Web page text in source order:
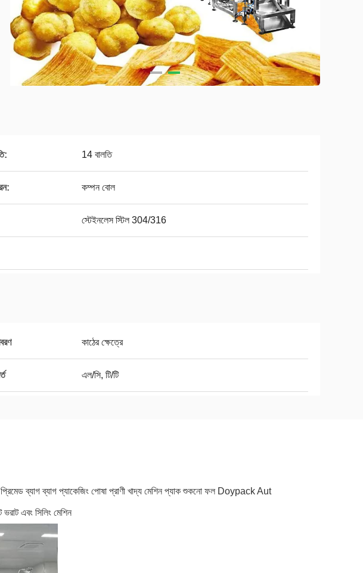
14 বালতি
কম্পন বোল
স্টেইনলেস স্টিল 304/316
কাঠের ক্ষেত্রে
এল/সি, টি/টি
ব্যাগ ব্যাগ প্যাকেজিং পোষা প্রাণী খাদ্য মেশিন প্যাক শুকনো ফল Doypack Aut
এবং সিলিং মেশিন